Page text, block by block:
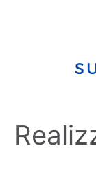
Skip to main